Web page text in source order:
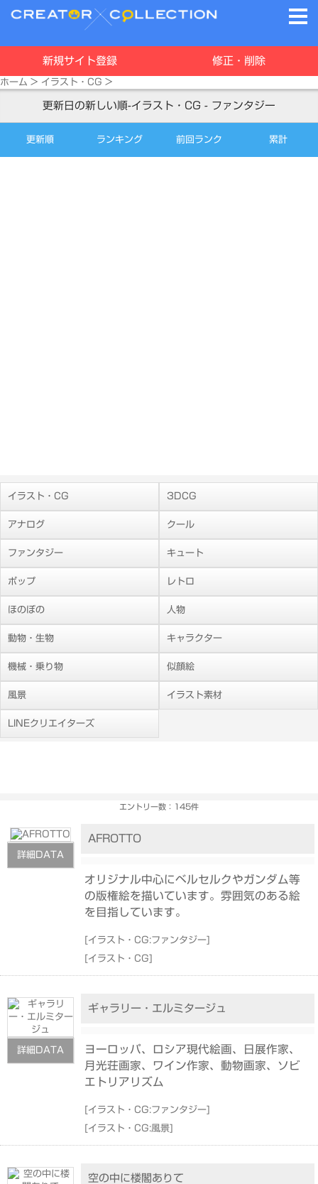
新規サイト登録 修正・削除
ホーム > イラスト・CG >
更新日の新しい順-イラスト・CG - ファンタジー
更新順 ランキング 前回ランク 累計
イラスト・CG 3DCG
アナログ クール
ファンタジー キュート
ポップ レトロ
ほのぼの 人物
動物・生物 キャラクター
機械・乗り物 似顔絵
風景 イラスト素材
LINEクリエイターズ
エントリー数：145件
詳細DATA
AFROTTO
オリジナル中心にベルセルクやガンダム等
の版権絵を描いています。雰囲気のある絵
を目指しています。
[イラスト・CG:ファンタジー]
[イラスト・CG]
詳細DATA
ギャラリー・エルミタージュ
ヨーロッパ、ロシア現代絵画、日展作家、
月光荘画家、ワイン作家、動物画家、ソビ
エトリアリズム
[イラスト・CG:ファンタジー]
[イラスト・CG:風景]
空の中に楼閣ありて